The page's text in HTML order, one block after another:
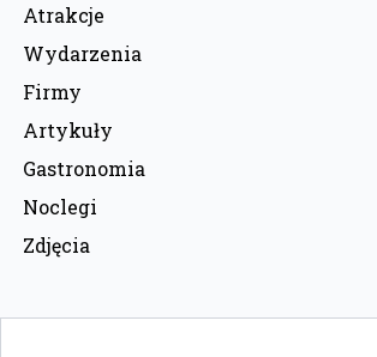
Atrakcje
Wydarzenia
Firmy
Artykuły
Gastronomia
Noclegi
Zdjęcia